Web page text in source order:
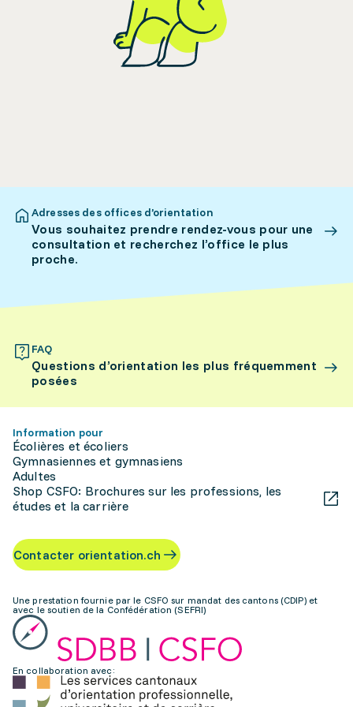
Adresses des offices d’orientation
Vous souhaitez prendre rendez-vous pour une
consultation et recherchez l’office le plus
proche.
FAQ
Questions d’orientation les plus fréquemment
posées
Information pour
Écolières et écoliers
Gymnasiennes et gymnasiens
Adultes
Shop CSFO: Brochures sur les professions, les
études et la carrière
Contacter orientation.ch
Une prestation fournie par le CSFO sur mandat des cantons (CDIP) et
avec le soutien de la Confédération (SEFRI)
En collaboration avec: